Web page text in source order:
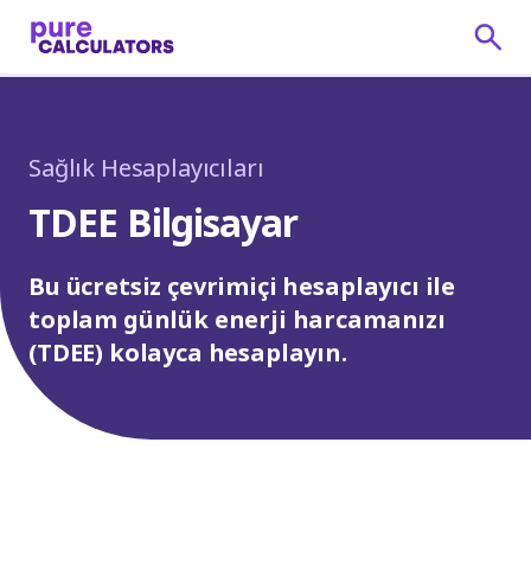
Sağlık Hesaplayıcıları
TDEE Bilgisayar
Bu ücretsiz çevrimiçi hesaplayıcı ile
toplam günlük enerji harcamanızı
(TDEE) kolayca hesaplayın.